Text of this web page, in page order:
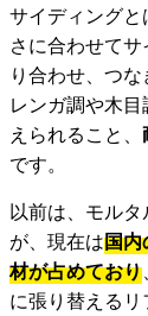
サイディング
さに合わせて
り合わせ、つ
レンガ調や木
えられること、
です。
以前は、モル
が、現在は国内
材が占めており
に張り替えるリ